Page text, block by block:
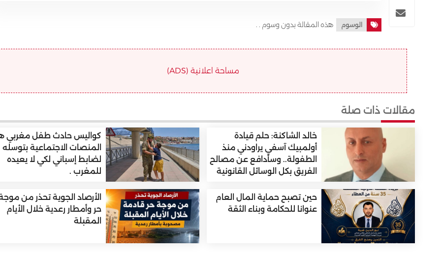
الوسوم هذه المقالة بدون وسوم . .
مساحة اعلانية (ADS)
مقالات ذات صلة
خالد الشاكنة: حلم قيادة
أولمبيك آسفي يراودني منذ
الطفولة.. وسأدافع عن مصالح
الفريق بكل الوسائل القانونية
كواليس حادث طفل مغربي
المنصات الاجتماعية بتوسله
لضابط إسباني لكي لا يعيده
للمغرب .
حين تصبح حماية المال العام
عنوانا للحكامة وبناء الثقة
الأرصاد الجوية تحذر من
حر وأمطار رعدية خلال الأيام
المقبلة